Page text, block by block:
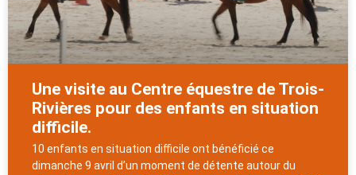
Une visite au Centre équestre de Trois-
Rivières pour des enfants en situation
difficile.
10 enfants en situation difficile ont bénéficié ce
dimanche 9 avril d’un moment de détente autour du